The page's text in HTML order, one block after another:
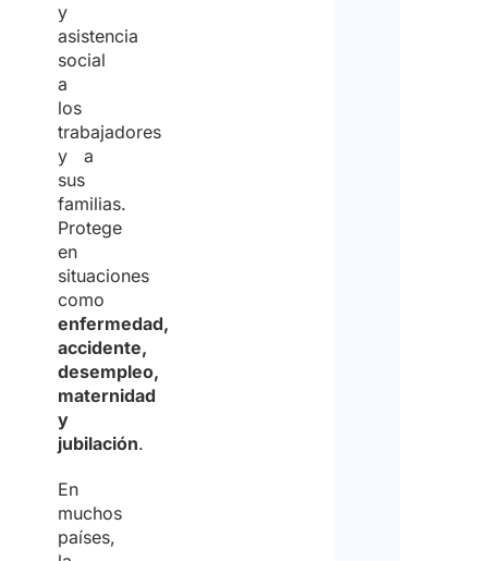
y
asistencia
social
a
los
trabajadores
y a
sus
familias.
Protege
en
situaciones
como
enfermedad,
accidente,
desempleo,
maternidad
y
jubilación.
En
muchos
países,